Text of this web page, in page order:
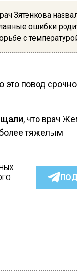
Зятенкова
ошибки
с
это повод
, что врач
тяжелым.